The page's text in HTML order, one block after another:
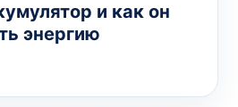
и как он
энергию